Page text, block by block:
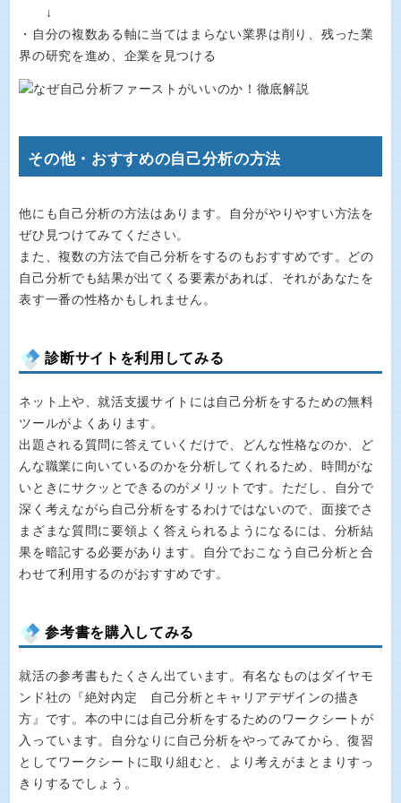
↓
・自分の複数ある軸に当てはまらない業界は削り、残った業
界の研究を進め、企業を見つける
その他・おすすめの自己分析の方法
他にも自己分析の方法はあります。自分がやりやすい方法を
ぜひ見つけてみてください。
また、複数の方法で自己分析をするのもおすすめです。どの
自己分析でも結果が出てくる要素があれば、それがあなたを
表す一番の性格かもしれません。
診断サイトを利用してみる
ネット上や、就活支援サイトには自己分析をするための無料
ツールがよくあります。
出題される質問に答えていくだけで、どんな性格なのか、ど
んな職業に向いているのかを分析してくれるため、時間がな
いときにサクッとできるのがメリットです。ただし、自分で
深く考えながら自己分析をするわけではないので、面接でさ
まざまな質問に要領よく答えられるようになるには、分析結
果を暗記する必要があります。自分でおこなう自己分析と合
わせて利用するのがおすすめです。
参考書を購入してみる
就活の参考書もたくさん出ています。有名なものはダイヤモ
ンド社の『絶対内定 自己分析とキャリアデザインの描き
方』です。本の中には自己分析をするためのワークシートが
入っています。自分なりに自己分析をやってみてから、復習
としてワークシートに取り組むと、より考えがまとまりすっ
きりするでしょう。